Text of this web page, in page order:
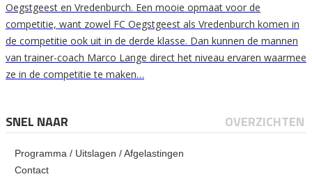
Oegstgeest en Vredenburch. Een mooie opmaat voor de
competitie, want zowel FC Oegstgeest als Vredenburch komen in
de competitie ook uit in de derde klasse. Dan kunnen de mannen
van trainer-coach Marco Lange direct het niveau ervaren waarmee
ze in de competitie te maken…
SNEL NAAR OVERZICHTEN
Programma / Uitslagen / Afgelastingen
Contact